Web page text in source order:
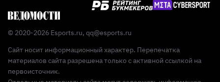
© 2020-2026 Esports.ru, qq@esports.ru
Сайт носит информационный характер. Перепечатка
материалов сайта разрешена только с активной ссылкой на
первоисточник.